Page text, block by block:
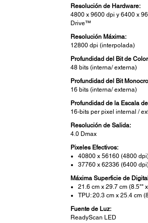
Resolución de Hardware:
4800 x 9600 dpi y 6400 x
Drive™
Resolución Máxima:
12800 dpi (interpolada)
Profundidad del Bit de
48 bits (interna/ externa)
Profundidad del Bit
16 bits (interna/ externa)
Profundidad de la Escala
16-bits per pixel internal /
Resolución de Salida:
4.0 Dmax
Pixeles Efectivos:
40800 x 56160 (4800
37760 x 62336 (6400
Máxima Superficie de
21.6 cm x 29.7 cm (8.5""
TPU: 20.3 cm x 25.4 cm
Fuente de Luz:
ReadyScan LED